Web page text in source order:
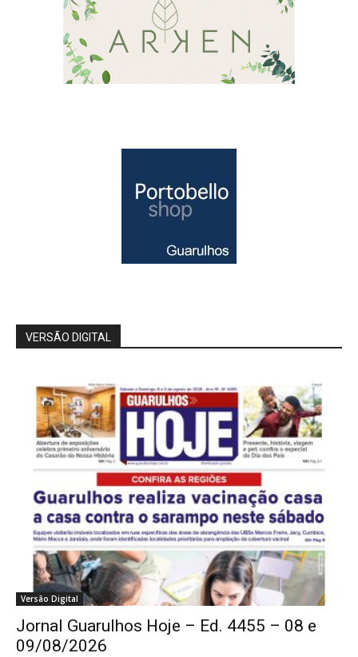
VERSÃO DIGITAL
Versão Digital
Jornal Guarulhos Hoje – Ed. 4455 – 08 e
09/08/2026